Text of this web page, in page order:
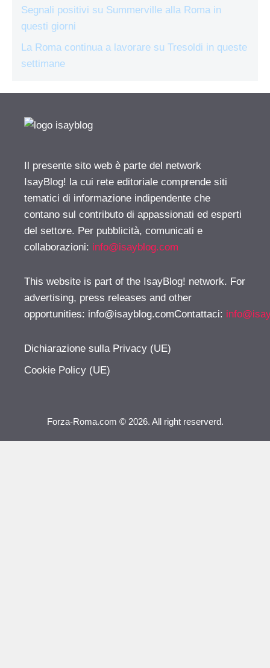
Segnali positivi su Summerville alla Roma in
questi giorni
La Roma continua a lavorare su Tresoldi in queste
settimane
Il presente sito web è parte del network
IsayBlog! la cui rete editoriale comprende siti
tematici di informazione indipendente che
contano sul contributo di appassionati ed esperti
del settore. Per pubblicità, comunicati e
collaborazioni: info@isayblog.com
This website is part of the IsayBlog! network. For
advertising, press releases and other
opportunities: info@isayblog.comContattaci:
Dichiarazione sulla Privacy (UE)
Cookie Policy (UE)
Forza-Roma.com © 2026. All right reserverd.